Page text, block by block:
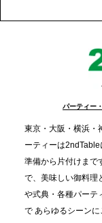
事提供を実施
TBS「Nスタ
ました
2025.11.21
プレスリリー
分”の時代へ
オードブル」
パーティー
東京・大阪・横浜・
ーティーは2ndTable
準備から片付けまで
で、美味しい御料理
や式典・各種パーテ
で あらゆるシーン